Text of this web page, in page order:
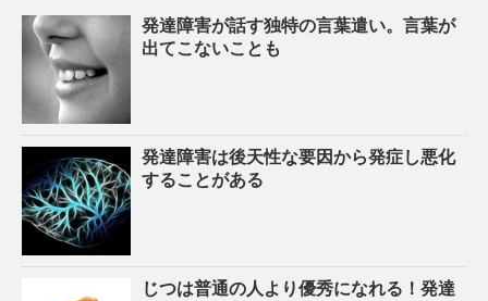
発達障害が話す独特の言葉遣い。言葉が
出てこないことも
発達障害は後天性な要因から発症し悪化
することがある
じつは普通の人より優秀になれる！発達